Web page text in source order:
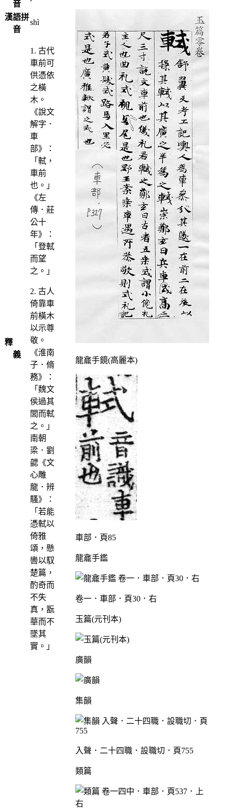
音
漢語拼
音
shì
釋
義
1. 古代
車前可
供憑依
之橫
木。
《說文
解字．
車
部》：
「軾，
車前
也。」
《左
傳．莊
公十
年》：
「登軾
而望
之。」
2. 古人
倚靠車
前橫木
以示尊
敬。
《淮南
子．脩
務》：
「魏文
侯過其
閭而軾
之。」
南朝
梁．劉
勰《文
心雕
龍．辨
騷》：
「若能
憑軾以
倚雅
頌，懸
轡以馭
楚篇，
酌奇而
不失
真，翫
華而不
墜其
實。」
龍龕手鏡(高麗本)
車部．頁85
龍龕手鑑
卷一．車部．頁30．右
玉篇(元刊本)
廣韻
集韻
入聲．二十四職．設職切．頁755
類篇